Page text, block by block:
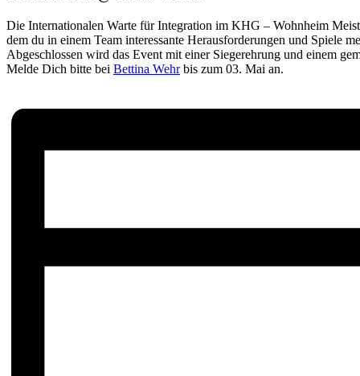
Die Internationalen Warte für Integration im KHG – Wohnheim
dem du in einem Team interessante Herausforderungen und Spiele
Abgeschlossen wird das Event mit einer Siegerehrung und einem
Melde Dich bitte bei Bettina Wehrbis zum 03. Mai an.